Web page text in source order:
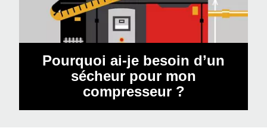
Pourquoi ai-je besoin d’un
sécheur pour mon
compresseur ?